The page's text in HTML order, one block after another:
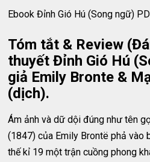
Ebook Đỉnh Gió Hú (Song ngữ)
Tóm tắt & Review
thuyết Đỉnh Gió Hú
giả Emily Bronte &
(dịch).
Ám ảnh và dữ dội đúng như tên
(1847) của Emily Brontë phả vào
thế kỉ 19 một trận cuồng phong